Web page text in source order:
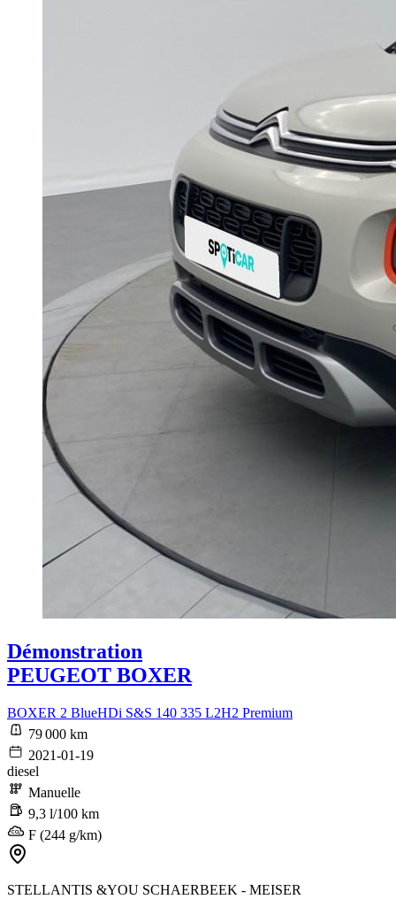
Démonstration
PEUGEOT BOXER
BOXER 2 BlueHDi S&S 140 335 L2H2 Premium
79 000 km
2021-01-19
diesel
Manuelle
9,3 l/100 km
F (244 g/km)
STELLANTIS &YOU SCHAERBEEK - MEISER